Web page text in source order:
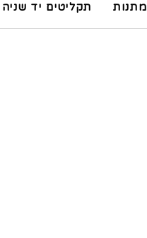
מתנות תקליטים יד שניה